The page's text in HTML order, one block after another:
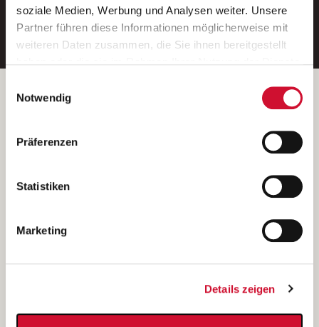
soziale Medien, Werbung und Analysen weiter. Unsere
Partner führen diese Informationen möglicherweise mit
weiteren Daten zusammen, die Sie ihnen bereitgestellt
Wenn Sie auf „Cookies zulassen“ klicken, so stimmen
Sie der Speicherung sämtlicher Cookies zu. Sie können
Ihre Einwilligung selbstverständlich jederzeit widerrufen,
indem Sie die Cookie-Einstellungen aufrufen und diese
unsererDatenschutzerklärung
Notwendig
Präferenzen
Statistiken
Marketing
Details zeigen
E-Mail-Adresse eintragen
Betreiber der Webseite
Kantstraße 45a
(Ein Tochterunternehmen des AWO Bezirksverbandes Unterfranken
e.V.)
Bewerbung als Altenpflegehelfer*in